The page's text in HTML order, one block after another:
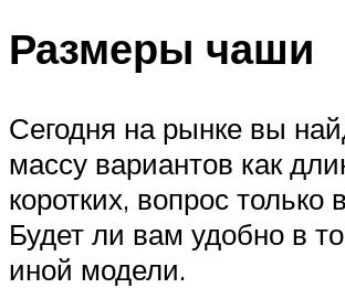
Размеры чаши
Сегодня на рынке вы
массу вариантов как
коротких, вопрос только
Будет ли вам удобно в
иной модели.